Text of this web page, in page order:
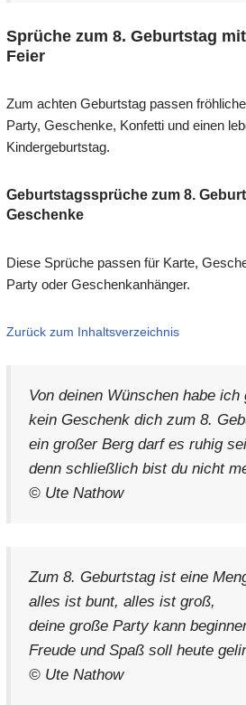
Sprüche zum 8. Geburtstag
Feier
Zum achten Geburtstag passen
Party, Geschenke, Konfetti und einen
Kindergeburtstag.
Geburtstagssprüche zum 8.
Geschenke
Diese Sprüche passen für Karte,
Party oder Geschenkanhänger.
Zurück zum Inhaltsverzeichnis
Von deinen Wünschen habe ich
kein Geschenk dich zum 8.
ein großer Berg darf es ruhig
denn schließlich bist du nicht
© Ute Nathow
Zum 8. Geburtstag ist eine
alles ist bunt, alles ist groß,
deine große Party kann
Freude und Spaß soll heute
© Ute Nathow